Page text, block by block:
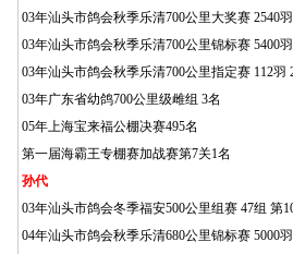
03年汕头市鸽会秋季乐清700公里大奖赛 2540
03年汕头市鸽会秋季乐清700公里锦标赛 5400
03年汕头市鸽会秋季乐清700公里指定赛 112羽
03年广东省幼鸽700公里级雌组 3名
05年上海宝来福公棚决赛495名
第一届海霸王专棚赛加战赛第7关1名
孙代
03年汕头市鸽会冬季福安500公里组赛 47组 第
04年汕头市鸽会秋季乐清680公里锦标赛 5000